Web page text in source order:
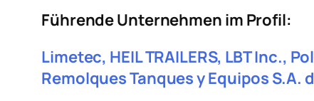
Führende Unternehmen im Profil:
Limetec, HEIL TRAILERS, LBT Inc.,
Remolques Tanques y Equipos